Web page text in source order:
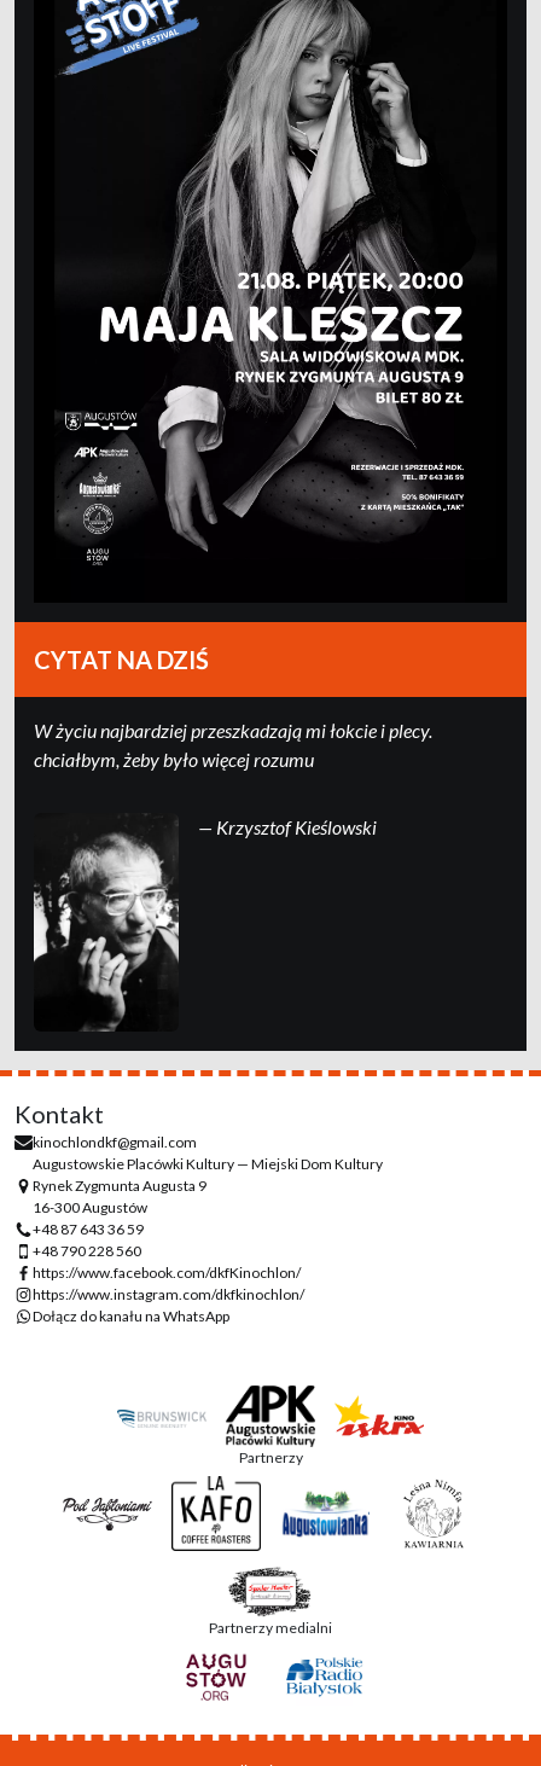
CYTAT NA DZIŚ
W życiu najbardziej przeszkadzają mi łokcie i plecy.
chciałbym, żeby było więcej rozumu
— Krzysztof Kieślowski
Kontakt
kinochlondkf@gmail.com
Augustowskie Placówki Kultury — Miejski Dom Kultury
Rynek Zygmunta Augusta 9
16-300 Augustów
+48 87 643 36 59
+48 790 228 560
https://www.facebook.com/dkfKinochlon/
https://www.instagram.com/dkfkinochlon/
Dołącz do kanału na WhatsApp
Partnerzy
Partnerzy medialni